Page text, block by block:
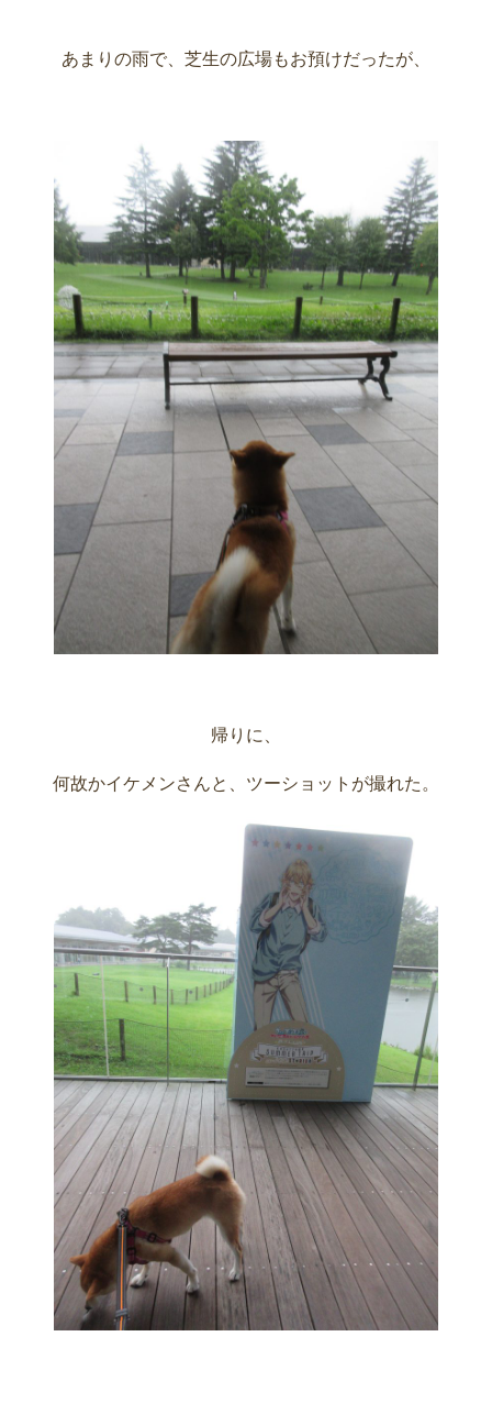
あまりの雨で、芝生の広場もお預けだったが、
帰りに、
何故かイケメンさんと、ツーショットが撮れた。